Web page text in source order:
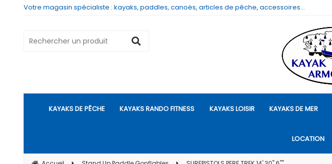
Votre magasin spécialiste : kayaks, paddles, canoës, articles de pêche, accessoires...
KAYAKS DE PÊCHE KAYAKS RANDO FITNESS KAYAKS LOISIR KAYAKS DE MER
LOCATION